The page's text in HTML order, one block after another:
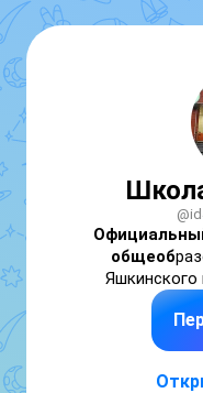
общеоб
Яшкинского